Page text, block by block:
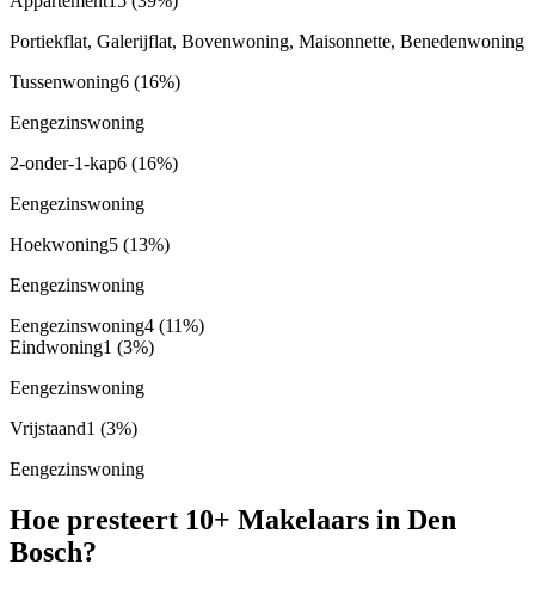
Portiekflat, Galerijflat, Bovenwoning, Maisonnette, Benedenwoning
Tussenwoning6 (16%)
Eengezinswoning
2-onder-1-kap6 (16%)
Eengezinswoning
Hoekwoning5 (13%)
Eengezinswoning
Eengezinswoning4 (11%)
Eindwoning1 (3%)
Eengezinswoning
Vrijstaand1 (3%)
Eengezinswoning
Hoe presteert 10+ Makelaars in Den
Bosch?